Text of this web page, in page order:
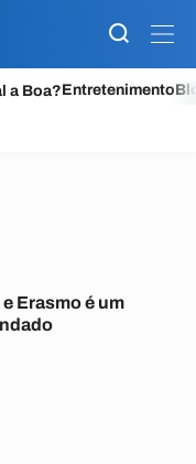
a Boa?Entretenimento
Erasmo é um